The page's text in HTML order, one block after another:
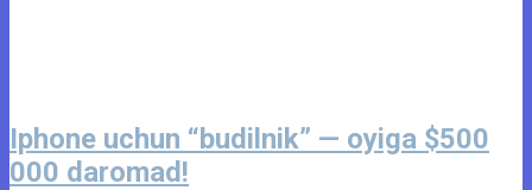
Iphone uchun “budilnik” — oyiga $500
000 daromad!